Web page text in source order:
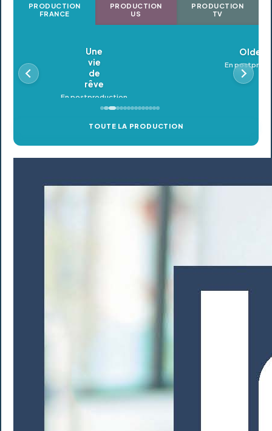
PRODUCTION
FRANCE
PRODUCTION
US
PRODUCTION
TV
Oldeupe
En postproduction
TOUTE LA PRODUCTION